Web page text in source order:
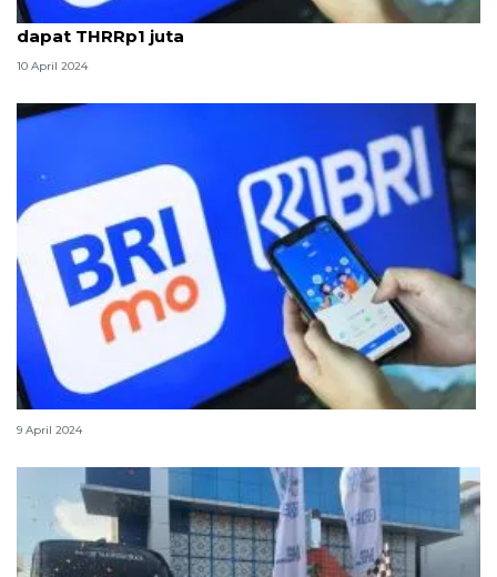
Tingkatkan setor tunai pakai BRImo di ATM BRI,
dapat THRRp1 juta
10 April 2024
Cara mudah kirim THR dengan QRIStransfer BRImo
9 April 2024